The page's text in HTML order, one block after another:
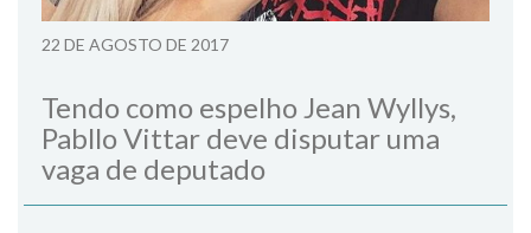
22 DE AGOSTO DE 2017
Tendo como espelho Jean Wyllys,
Pabllo Vittar deve disputar uma
vaga de deputado